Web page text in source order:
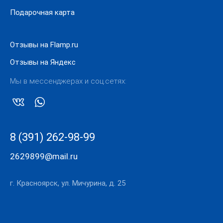
Подарочная карта
Отзывы на Flamp.ru
Отзывы на Яндекс
Мы в мессенджерах и соц.сетях:
8 (391) 262-98-99
2629899@mail.ru
г. Красноярск, ул. Мичурина, д. 25